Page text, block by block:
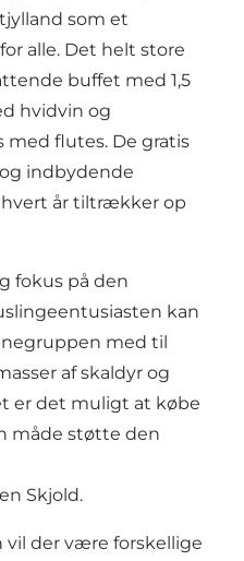
som et
alle. Det helt store
buffet med 1,5
hvidvin og
med flutes. De gratis
indbydende
år tiltrækker op
fokus på den
kan
med til
af skaldyr og
er det muligt at købe
måde støtte den
Skjold.
vil der være forskellige